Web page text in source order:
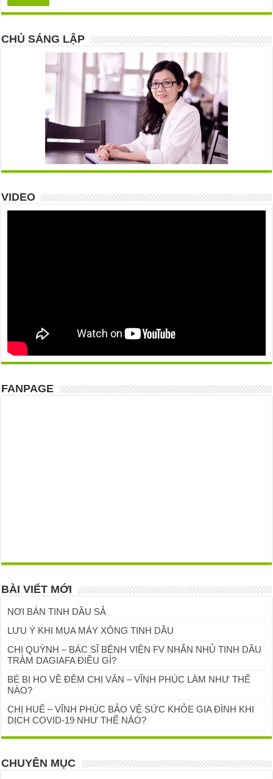
CHỦ SÁNG LẬP
VIDEO
FANPAGE
BÀI VIẾT MỚI
NƠI BÁN TINH DẦU SẢ
LƯU Ý KHI MUA MÁY XÔNG TINH DẦU
CHỊ QUỲNH – BÁC SĨ BỆNH VIỆN FV NHẮN NHỦ TINH DẦU
TRÀM DAGIAFA ĐIỀU GÌ?
BÉ BỊ HO VỀ ĐÊM CHỊ VÂN – VĨNH PHÚC LÀM NHƯ THẾ
NÀO?
CHỊ HUẾ – VĨNH PHÚC BẢO VỆ SỨC KHỎE GIA ĐÌNH KHI
DỊCH COVID-19 NHƯ THẾ NÀO?
CHUYÊN MỤC